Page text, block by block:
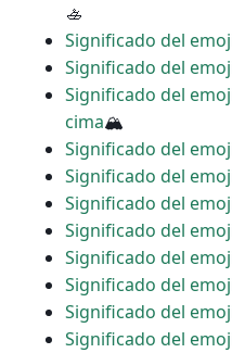
🚣
Significado del
Significado del
Significado del
cima🏔
Significado del
Significado del
Significado del
Significado del
Significado del
Significado del
Significado del
Significado del